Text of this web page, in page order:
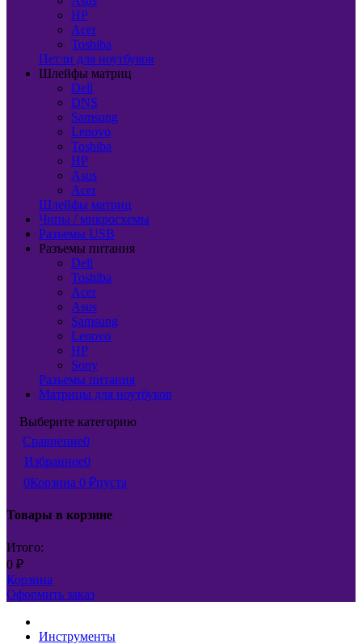
HP
Acer
Toshiba
Петли для ноутбуков
Шлейфы матриц
Dell
DNS
Samsung
Lenovo
Toshiba
HP
Asus
Acer
Шлейфы матриц
Чипы / микросхемы
Разъемы USB
Разъемы питания
Dell
Toshiba
Acer
Asus
Samsung
Lenovo
HP
Sony
Разъемы питания
Матрицы для ноутбуков
Выберите категорию
Сравнение0
Избранное0
0Корзина 0 ₽пуста
Товары в корзине
Итого:
0 ₽
Корзина
Оформить заказ
Инструменты